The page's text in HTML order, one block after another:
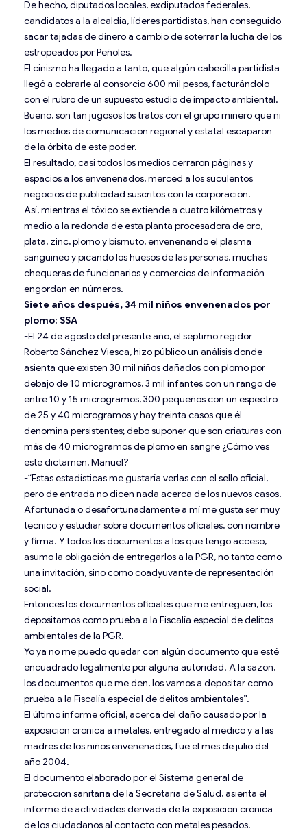
De hecho, diputados locales, exdiputados federales,
candidatos a la alcaldía, líderes partidistas, han conseguido
sacar tajadas de dinero a cambio de soterrar la lucha de los
estropeados por Peñoles.
El cinismo ha llegado a tanto, que algún cabecilla partidista
llegó a cobrarle al consorcio 600 mil pesos, facturándolo
con el rubro de un supuesto estudio de impacto ambiental.
Bueno, son tan jugosos los tratos con el grupo minero que ni
los medios de comunicación regional y estatal escaparon
de la órbita de este poder.
El resultado; casi todos los medios cerraron páginas y
espacios a los envenenados, merced a los suculentos
negocios de publicidad suscritos con la corporación.
Así, mientras el tóxico se extiende a cuatro kilómetros y
medio a la redonda de esta planta procesadora de oro,
plata, zinc, plomo y bismuto, envenenando el plasma
sanguíneo y picando los huesos de las personas, muchas
chequeras de funcionarios y comercios de información
engordan en números.
Siete años después, 34 mil niños envenenados por
plomo: SSA
-El 24 de agosto del presente año, el séptimo regidor
Roberto Sánchez Viesca, hizo público un análisis donde
asienta que existen 30 mil niños dañados con plomo por
debajo de 10 microgramos, 3 mil infantes con un rango de
entre 10 y 15 microgramos, 300 pequeños con un espectro
de 25 y 40 microgramos y hay treinta casos que él
denomina persistentes; debo suponer que son criaturas con
más de 40 microgramos de plomo en sangre ¿Cómo ves
este dictamen, Manuel?
-“Estas estadísticas me gustaría verlas con el sello oficial,
pero de entrada no dicen nada acerca de los nuevos casos.
Afortunada o desafortunadamente a mí me gusta ser muy
técnico y estudiar sobre documentos oficiales, con nombre
y firma. Y todos los documentos a los que tengo acceso,
asumo la obligación de entregarlos a la PGR, no tanto como
una invitación, sino como coadyuvante de representación
social.
Entonces los documentos oficiales que me entreguen, los
depositamos como prueba a la Fiscalía especial de delitos
ambientales de la PGR.
Yo ya no me puedo quedar con algún documento que esté
encuadrado legalmente por alguna autoridad. A la sazón,
los documentos que me den, los vamos a depositar como
prueba a la Fiscalía especial de delitos ambientales”.
El último informe oficial, acerca del daño causado por la
exposición crónica a metales, entregado al médico y a las
madres de los niños envenenados, fue el mes de julio del
año 2004.
El documento elaborado por el Sistema general de
protección sanitaria de la Secretaría de Salud, asienta el
informe de actividades derivada de la exposición crónica
de los ciudadanos al contacto con metales pesados.